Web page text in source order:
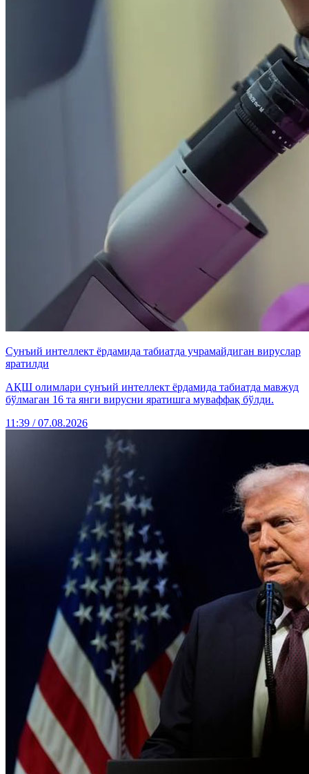
Сунъий интеллект ёрдамида табиатда учрамайдиган вируслар
яратилди
АҚШ олимлари сунъий интеллект ёрдамида табиатда мавжуд
бўлмаган 16 та янги вирусни яратишга муваффақ бўлди.
11:39 / 07.08.2026